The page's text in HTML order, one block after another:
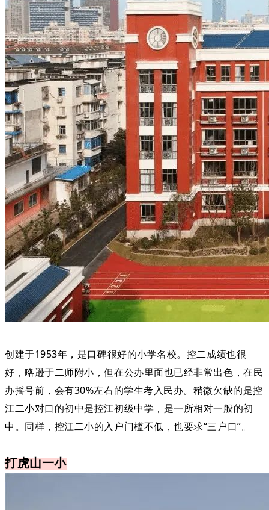
创建于1953年，是口碑很好的小学名校。控二成绩也很
好，略逊于二师附小，但在公办里面也已经非常出色，在民
办摇号前，会有30%左右的学生考入民办。稍微欠缺的是控
江二小对口的初中是控江初级中学，是一所相对一般的初
中。同样，控江二小的入户门槛不低，也要求“三户口”。
打虎山一小